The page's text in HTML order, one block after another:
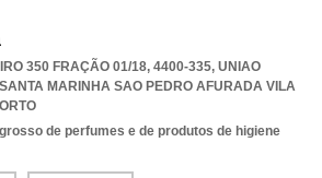
350 FRAÇÃO 01/18, 4400-335, UNIAO
MARINHA SAO PEDRO AFURADA VILA
de perfumes e de produtos de higiene